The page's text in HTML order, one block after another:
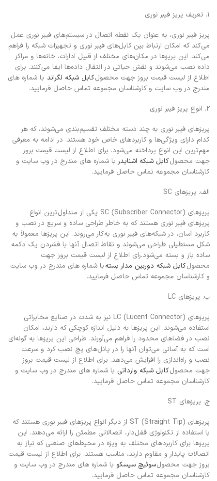
۱. تعریف پریز فیبر نوری
پریز فیبر نوری، به عنوان یک نقطه اتصال در سیستم‌های فیبر نوری عمل
می‌کند که امکان ارتباط بین کابل‌های فیبر نوری و تجهیزات شبکه را فراهم
می‌کند. این پریزها در مکان‌های مختلف از قبیل ادارات، خانه‌ها و مراکز
داده نصب می‌شوند و نقش حیاتی در انتقال داده‌ها ایفا می‌کنند. برای
اطلاع از لیست قیمت بروز جهت محصولکابل شبکه لگراند با شماره های
مندرج در وب سایت و کارشناسان مجموعه تماس حاصل فرمایید.
۲. انواع پریز فیبر نوری
پریزهای فیبر نوری به چند دسته مختلف تقسیم‌بندی می‌شوند، که هر
کدام دارای ویژگی‌ها و کاربردهای خاص خود هستند. در ادامه به معرفی
مهم‌ترین این انواع پرداخته می‌شود. برای اطلاع از لیست قیمت بروز
جهت محصولکابل شبکه اشنایدر با شماره های مندرج در وب سایت و
کارشناسان مجموعه تماس حاصل فرمایید.
الف. پریزهای SC
پریزهای SC (Subscriber Connector) یکی از متداول‌ترین انواع
پریزهای فیبر نوری هستند که به خاطر طراحی ساده و سریع در نصب و
کاربرد آسان، در شبکه‌های فیبر نوری به‌کار می‌روند. این پریزها معمولاً به
شکل مستطیلی طراحی می‌شوند و نقاط اتصال آنها با فشردن یک دکمه
ساده باز و بسته می‌شود.رای اطلاع از لیست قیمت بروز جهت
محصولکابل شبکه دوربین مدار بستهبا شماره های مندرج در وب سایت
و کارشناسان مجموعه تماس حاصل فرمایید.
ب. پریزهای LC
پریزهای LC (Lucent Connector) نیز به شدت در صنایع مخابراتی
استفاده می‌شوند. این پریزها به دلیل اندازه کوچکی که دارند، امکان
نصب در فضاهای محدود را فراهم می‌آورند. طراحی این پریزها به گونه‌ای
است که به آسانی می‌توان آنها را در پانل‌های پچ نصب کرد و سرعت
نصب و راه‌اندازی را افزایش می‌دهد. برای اطلاع از لیست قیمت بروز
جهت محصولکابل شبکه وارداتی با شماره های مندرج در وب سایت و
کارشناسان مجموعه تماس حاصل فرمایید.
ج. پریزهای ST
پریزهای ST (Straight Tip) از دیگر انواع پریزهای فیبر نوری هستند که
با استفاده از تکنولوژی قفل‌دار، اتصالاتی مطمئن را ارائه می‌دهند. این
پریزها برای کاربردهای مختلف به ویژه در محیط‌های صنعتی که نیاز به
اتصالات پایدار و مقاوم دارند، مناسب هستند. برای اطلاع از لیست قیمت
بروز جهت محصولسوئیچ سیسکو با شماره های مندرج در وب سایت و
کارشناسان مجموعه تماس حاصل فرمایید.